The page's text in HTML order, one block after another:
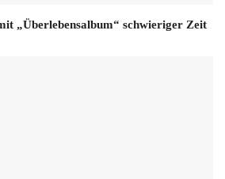
„Überlebensalbum“ schwieriger Zeit